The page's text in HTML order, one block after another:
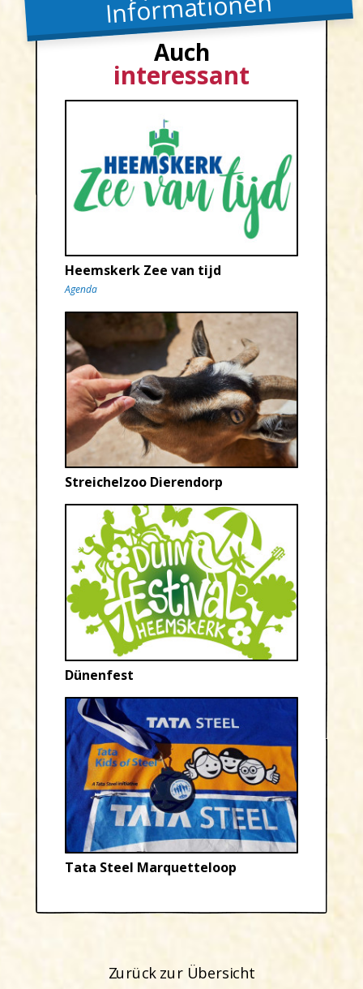
Zurück zur Übersicht
Auch
interessant
Heemskerk Zee van tijd
Agenda
Streichelzoo Dierendorp
Dünenfest
Tata Steel Marquetteloop